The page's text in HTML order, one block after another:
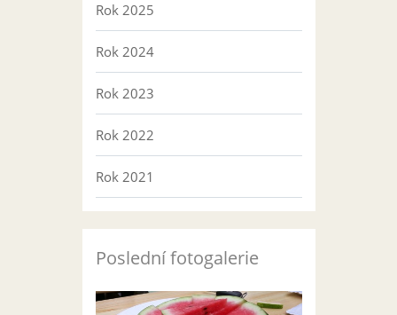
Rok 2025
Rok 2024
Rok 2023
Rok 2022
Rok 2021
Poslední fotogalerie